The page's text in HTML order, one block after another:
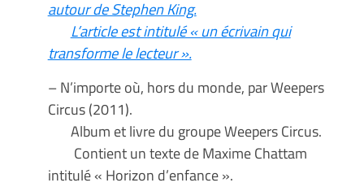
autour de Stephen King.
L’article est intitulé « un écrivain qui
transforme le lecteur ».
– N’importe où, hors du monde, par Weepers
Circus (2011).
Album et livre du groupe Weepers Circus.
Contient un texte de Maxime Chattam
intitulé « Horizon d’enfance ».